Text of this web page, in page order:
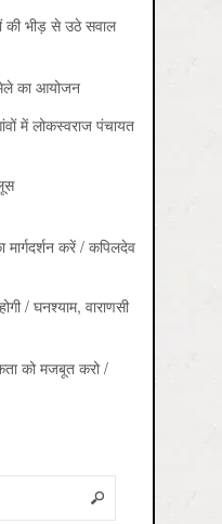
की भीड़ से उठे सवाल
का आयोजन
में लोकस्‍वराज पंचायत
करें / कपिलदेव
/ घनश्‍याम, वाराणसी
को मजबूत करो /